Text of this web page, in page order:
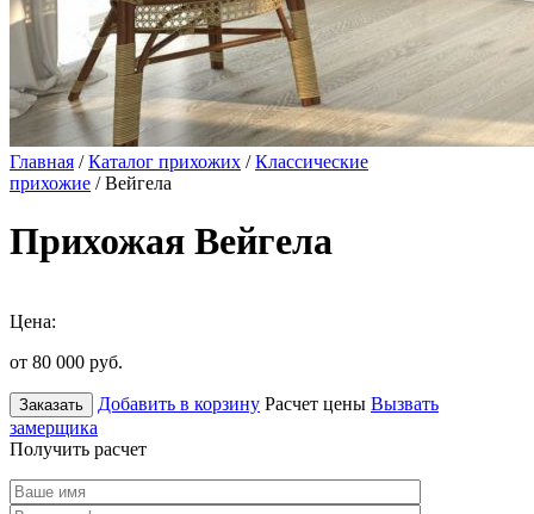
Главная /Каталог прихожих /Классические
прихожие / Вейгела
Прихожая Вейгела
Цена:
от 80 000 руб.
Заказать Добавить в корзину Расчет цены Вызвать
замерщика
Получить расчет